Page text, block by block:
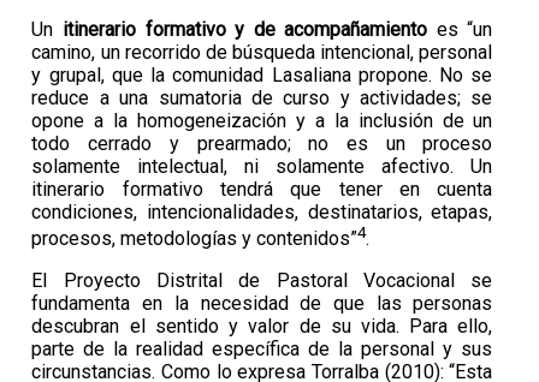
Un itinerario formativo y de acompañamiento es “un
camino, un recorrido de búsqueda intencional, personal
y grupal, que la comunidad Lasaliana propone. No se
reduce a una sumatoria de curso y actividades; se
opone a la homogeneización y a la inclusión de un
todo cerrado y prearmado; no es un proceso
solamente intelectual, ni solamente afectivo. Un
itinerario formativo tendrá que tener en cuenta
condiciones, intencionalidades, destinatarios, etapas,
procesos, metodologías y contenidos”4.
El Proyecto Distrital de Pastoral Vocacional se
fundamenta en la necesidad de que las personas
descubran el sentido y valor de su vida. Para ello,
parte de la realidad específica de la personal y sus
circunstancias. Como lo expresa Torralba (2010): “Esta